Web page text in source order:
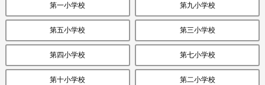
第一小学校 第九小学校
第五小学校 第三小学校
第四小学校 第七小学校
第十小学校 第二小学校